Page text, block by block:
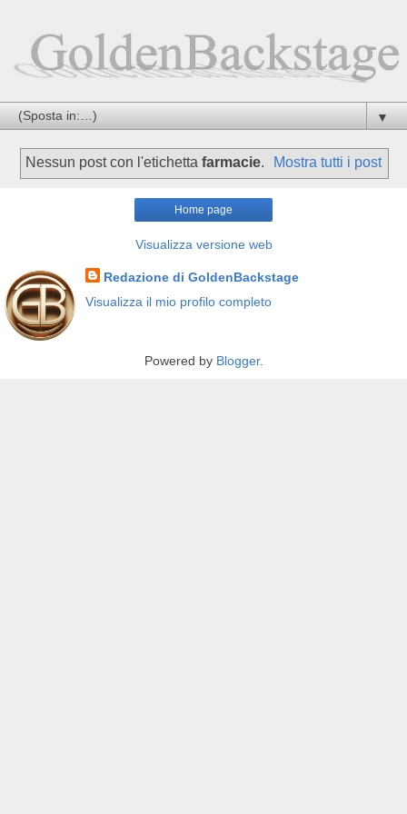
▼
Nessun post con l'etichetta farmacie. Mostra tutti i post
Home page
Visualizza versione web
Redazione di GoldenBackstage
Visualizza il mio profilo completo
Powered by Blogger.